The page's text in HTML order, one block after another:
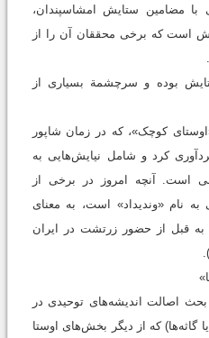
مضامین ستایش امشاسپندان،
نیکان و بزرگان در 23 بخش است که برخی محققان آن را از
شامل 21 ستایش بوده و سرچشمة بسیاری از
کوچک»، که در زمان شاپور
کرد و شامل نیایش‌هایی به
است. آنچه امروز در برخی از
نام «وندیداد» است، به معنای
قبل از حضور زرتشت در ایران
بحث اصالت اندیشه‌های توحیدی در
گاثه‌ها) که از دیگر بخش‌های اوستا